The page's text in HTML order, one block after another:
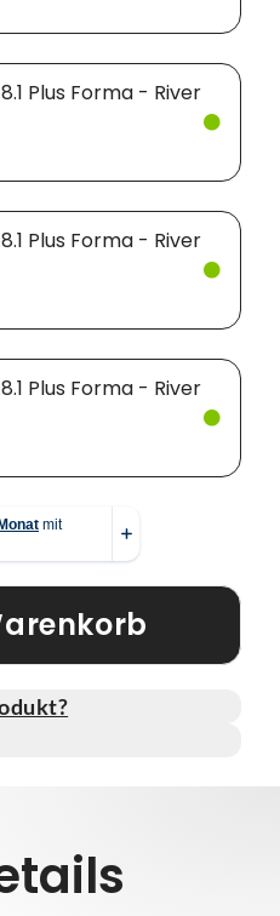
Plus Forma - River
Plus Forma - River
Plus Forma - River